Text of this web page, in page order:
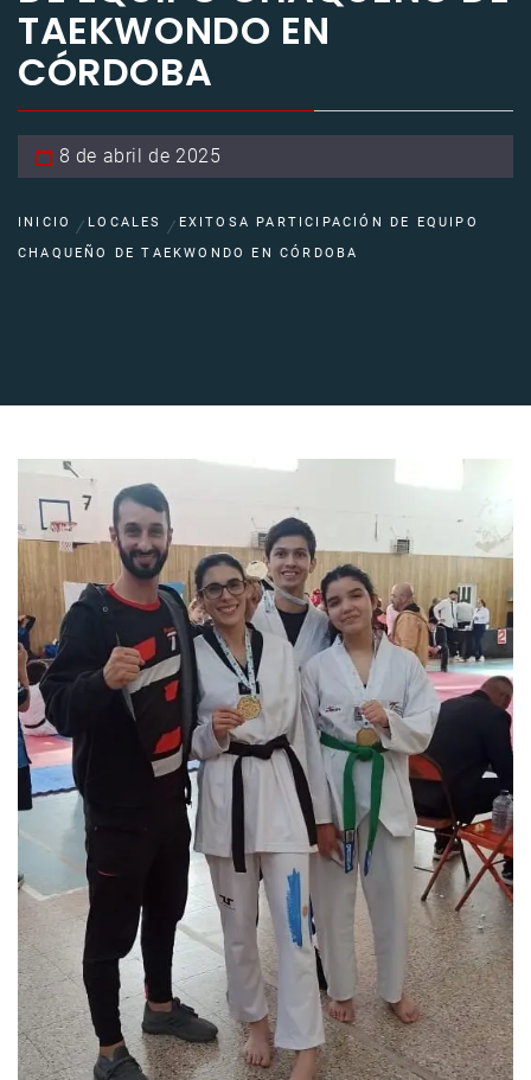
TAEKWONDO EN
CÓRDOBA
8 de abril de 2025
INICIO LOCALES
EXITOSA PARTICIPACIÓN DE EQUIPO
CHAQUEÑO DE TAEKWONDO EN CÓRDOBA